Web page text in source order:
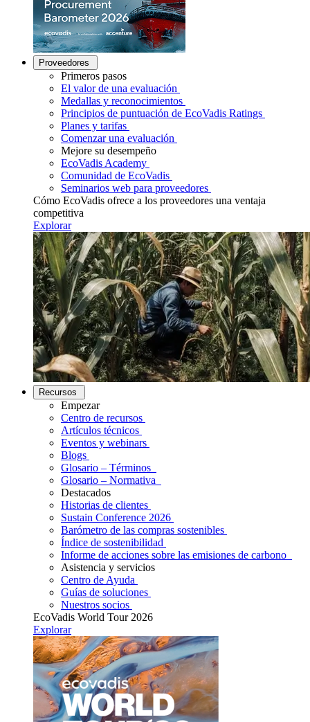
Proveedores
Primeros pasos
El valor de una evaluación
Medallas y reconocimientos
Principios de puntuación de EcoVadis Ratings
Planes y tarifas
Comenzar una evaluación
Mejore su desempeño
EcoVadis Academy
Comunidad de EcoVadis
Seminarios web para proveedores
Cómo EcoVadis ofrece a los proveedores una ventaja
competitiva
Explorar
Recursos
Empezar
Centro de recursos
Artículos técnicos
Eventos y webinars
Blogs
Glosario – Términos
Glosario – Normativa
Destacados
Historias de clientes
Sustain Conference 2026
Barómetro de las compras sostenibles
Índice de sostenibilidad
Informe de acciones sobre las emisiones de carbono
Asistencia y servicios
Centro de Ayuda
Guías de soluciones
Nuestros socios
EcoVadis World Tour 2026
Explorar